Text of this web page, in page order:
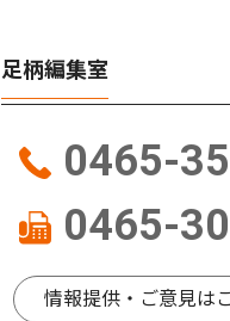
足柄編集室
0465-
0465-
情報提供・ご意見は